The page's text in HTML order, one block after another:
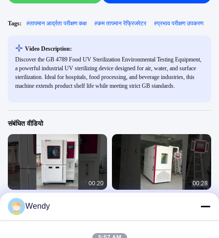
Tags: #तापमान आर्द्रता परीक्षण कक्ष #कम तापमान रेफ्रिजरेटर #प्रभाव परीक्षण उपकरण
Video Description:
Discover the GB 4789 Food UV Sterilization Environmental Testing Equipment,
a powerful industrial UV sterilizing device designed for air, water, and surface
sterilization. Ideal for hospitals, food processing, and beverage industries, this
machine extends product shelf life while meeting strict GB standards.
संबंधित वीडियो
00:20
ISO 20653 IEC60529 IEC 6059 रेन
टेस्ट चैंबर IPX3 IPX4 IPX5 IPX6 के साथ
Environmental 6
00:28
Wendy